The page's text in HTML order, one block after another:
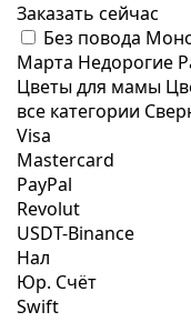
Заказать сейчас
Без повода
Марта Недорогие
Цветы для мамы
все категории
Visa
Mastercard
PayPal
Revolut
USDT-Binance
Нал
Юр. Счёт
Swift